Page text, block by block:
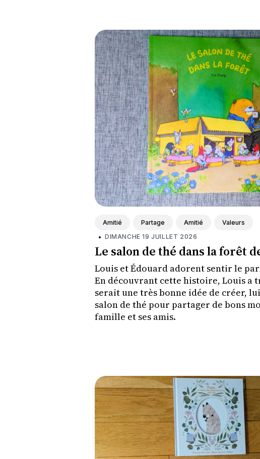
Amitié Partage Amitié Valeurs
• DIMANCHE 19 JUILLET 2026
Le salon de thé dans la forêt
Louis et Édouard adorent sentir le
En découvrant cette histoire, Louis a
serait une très bonne idée de créer,
salon de thé pour partager de bons
famille et ses amis.